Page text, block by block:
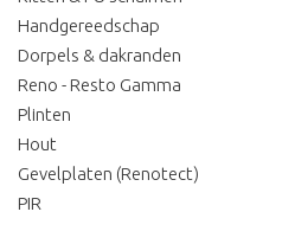
Handgereedschap
Dorpels & dakranden
Reno - Resto Gamma
Plinten
Hout
Gevelplaten (Renotect)
PIR